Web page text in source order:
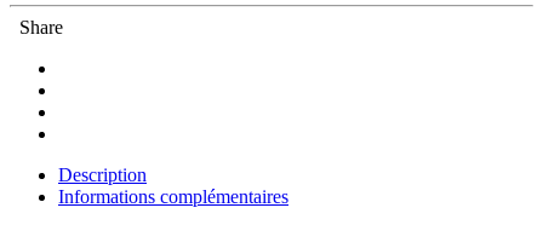
Share
Description
Informations complémentaires